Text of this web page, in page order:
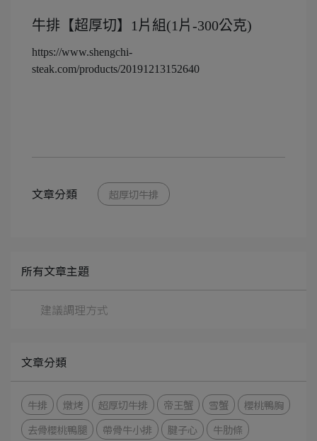
牛排【超厚切】1片組(1片-300公克)
https://www.shengchi-
steak.com/products/20191213152640
文章分類 超厚切牛排
所有文章主題
建議調理方式
文章分類
牛排 燉烤 超厚切牛排 帝王蟹 雪蟹
櫻桃鴨胸
去骨櫻桃鴨腿
帶骨牛小排 腱子心
牛肋條